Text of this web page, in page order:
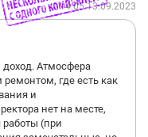
14:05 13.09.2023
доход. Атмосфера
где есть как
и
нет на месте,
работы (при